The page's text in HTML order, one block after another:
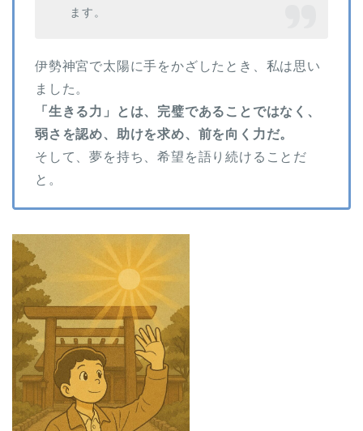
ます。
伊勢神宮で太陽に手をかざしたとき、私は思い
ました。
「生きる力」とは、完璧であることではなく、
弱さを認め、助けを求め、前を向く力だ。
そして、夢を持ち、希望を語り続けることだ
と。